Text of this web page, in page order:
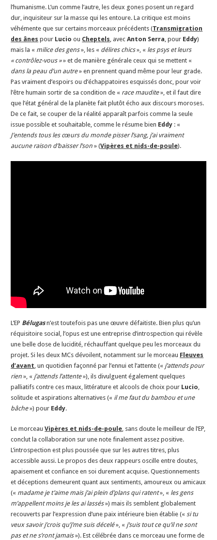
l’humanisme. L’un comme l’autre, les deux gones posent un regard
dur, inquisiteur sur la masse qui les entoure. La critique est moins
véhémente que sur certains morceaux précédents (Transmigration
des ânes pour Lucioou Cheptels, avecAnton Serra, pour Eddy)
mais la « milice des gens», les « délires chics», « les psys et leurs
« contrôlez-vous »» et de manière générale ceux qui se mettent «
dans la peau d’un autre» en prennent quand même pour leur grade.
Pas vraiment d’espoirs ou d’échappatoires esquissés donc, pour voir
l’être humain sortir de sa condition de « race maudite», et il faut dire
que l’état général de la planète fait plutôt écho aux discours moroses.
De ce fait, se couper de la réalité apparaît parfois comme la seule
issue possible et souhaitable, comme le résume bien Eddy : «
J’entends tous les cœurs du monde pisser l’sang, j’ai vraiment
aucune raison d’baisser l’son » (Vipères et nids-de-poule).
L’EP Bélugasn’est toutefois pas une œuvre défaitiste. Bien plus qu’un
réquisitoire social, l’opus est une entreprise d’introspection qui révèle
une belle dose de lucidité, réchauffant quelque peu les morceaux du
projet. Si les deux MCs dévoilent, notamment sur le morceau Fleuves
d’avant , un quotidien façonné par l’ennui et l’attente (« j’attends pour
rien », « j’attends l’attente»), ils divulguent également quelques
palliatifs contre ces maux, littérature et alcools de choix pour Lucio
solitude et aspirations alternatives (« il me faut du bambou et une
bâche») pour Eddy.
Le morceauVipères et nids-de-poule , sans doute le meilleur de l’EP,
conclut la collaboration sur une note finalement assez positive.
L’introspection est plus poussée que sur les autres titres, plus
accessible aussi. Le propos des deux rappeurs oscille entre doutes,
apaisement et confiance en soi durement acquise. Questionnements
et déceptions demeurent quant aux sentiments, amoureux ou amicaux
(« madame je t’aime mais j’ai plein d’plans qui ratent», « les gens
m’appellent moins je les ai lassés») mais ils semblent globalement
recouverts par l’expression d’une paix intérieure bien établie (« si tu
veux savoir j’crois qu’j’me suis décelé», « j’suis tout ce qu’il ne sont
pas et ne s’ront jamais»). Est célébrée dans ce morceau une forme de